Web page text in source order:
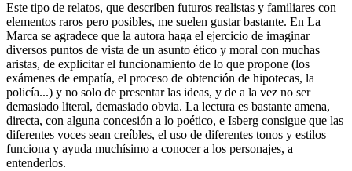
Este tipo de relatos, que describen futuros realistas y familiares con
elementos raros pero posibles, me suelen gustar bastante. En La
Marca se agradece que la autora haga el ejercicio de imaginar
diversos puntos de vista de un asunto ético y moral con muchas
aristas, de explicitar el funcionamiento de lo que propone (los
exámenes de empatía, el proceso de obtención de hipotecas, la
policía...) y no solo de presentar las ideas, y de a la vez no ser
demasiado literal, demasiado obvia. La lectura es bastante amena,
directa, con alguna concesión a lo poético, e Isberg consigue que las
diferentes voces sean creíbles, el uso de diferentes tonos y estilos
funciona y ayuda muchísimo a conocer a los personajes, a
entenderlos.